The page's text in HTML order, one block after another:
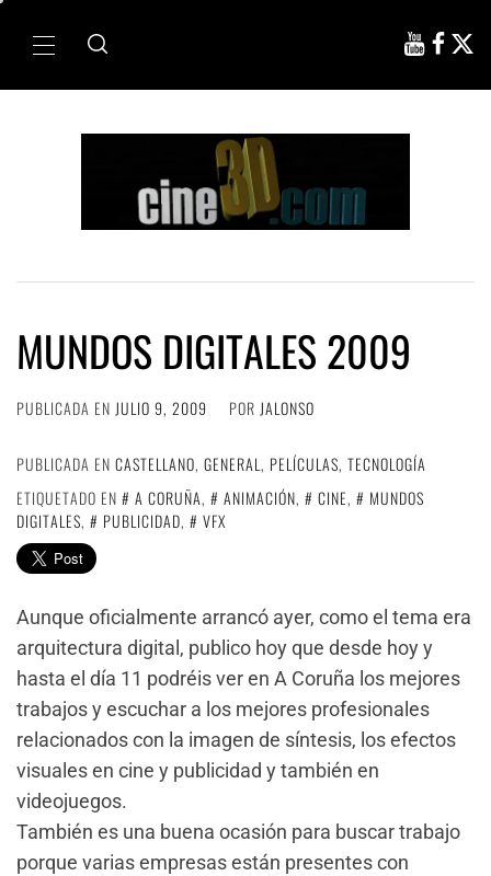
Menú
MUNDOS DIGITALES 2009
PUBLICADA EN JULIO 9, 2009 POR JALONSO
PUBLICADA EN CASTELLANO, GENERAL, PELÍCULAS, TECNOLOGÍA
ETIQUETADO EN
A CORUÑA, ANIMACIÓN, CINE,
MUNDOS
DIGITALES, PUBLICIDAD, VFX
Aunque oficialmente arrancó ayer, como el tema era
arquitectura digital, publico hoy que desde hoy y
hasta el día 11 podréis ver en A Coruña los mejores
trabajos y escuchar a los mejores profesionales
relacionados con la imagen de síntesis, los efectos
visuales en cine y publicidad y también en
videojuegos.
También es una buena ocasión para buscar trabajo
porque varias empresas están presentes con